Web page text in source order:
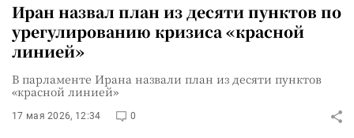
Иран назвал план из десяти пунктов по
урегулированию кризиса «красной
линией»
В парламенте Ирана назвали план из десяти пунктов
«красной линией»
17 мая 2026, 12:34 0